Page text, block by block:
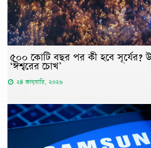
৫০০ কোটি বছর পর কী হবে সূর্যের?
‘ঈশ্বরের চোখ’
২৪ জানুয়ারি, ২০২৬